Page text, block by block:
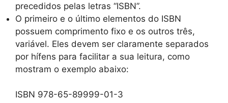
precedidos pelas letras “ISBN”.
O primeiro e o último elementos do ISBN
possuem comprimento fixo e os outros três,
variável. Eles devem ser claramente separados
por hífens para facilitar a sua leitura, como
mostram o exemplo abaixo:
ISBN 978-65-89999-01-3